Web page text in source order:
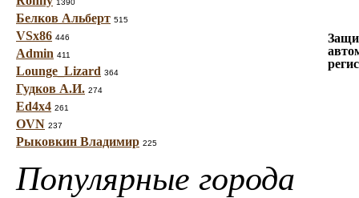
1390
Белков Альберт 515
VSx86 446
Admin 411
Lounge_Lizard 364
Гудков А.И. 274
Ed4x4 261
OVN 237
Рыковкин Владимир 225
Популярные города